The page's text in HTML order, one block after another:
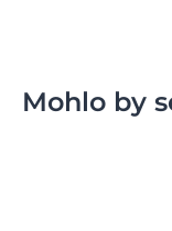
Mohlo by